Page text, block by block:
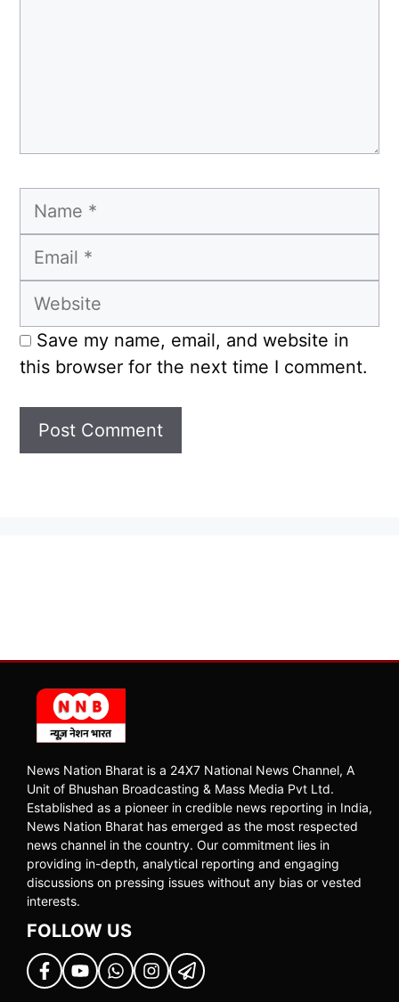
Name
Email
Website
Save my name, email, and website in
this browser for the next time I comment.
News Nation Bharat is a 24X7 National News Channel, A
Unit of Bhushan Broadcasting & Mass Media Pvt Ltd.
Established as a pioneer in credible news reporting in India,
News Nation Bharat has emerged as the most respected
news channel in the country. Our commitment lies in
providing in-depth, analytical reporting and engaging
discussions on pressing issues without any bias or vested
interests.
FOLLOW US